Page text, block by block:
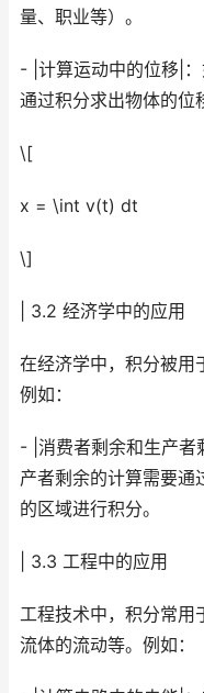
量、职业等）。
- |计算运动中的位移|
通过积分求出物体的位
\[
x = \int v(t) dt
\]
| 3.2 经济学中的应用
在经济学中，积分被用
例如：
- |消费者剩余和生产者
产者剩余的计算需要通
的区域进行积分。
| 3.3 工程中的应用
工程技术中，积分常用
流体的流动等。例如：